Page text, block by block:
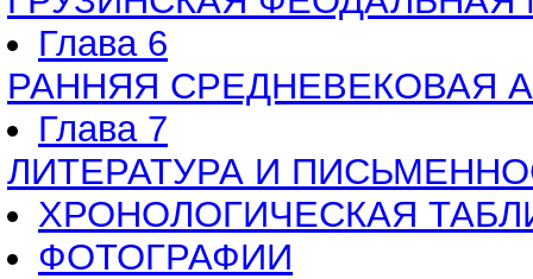
Глава 6
РАННЯЯ СРЕДНЕВЕКОВАЯ
Глава 7
ЛИТЕРАТУРА И
ХРОНОЛОГИЧЕСКАЯ
ФОТОГРАФИИ